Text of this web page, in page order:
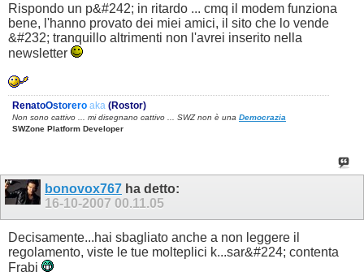
Rispondo un p&#242; in ritardo ... cmq il modem funziona
bene, l'hanno provato dei miei amici, il sito che lo vende
&#232; tranquillo altrimenti non l'avrei inserito nella
newsletter
RenatoOstorero aka (Rostor)
Non sono cattivo ... mi disegnano cattivo ... SWZ non è una Democrazia
SWZone Platform Developer
bonovox767 ha detto:
16-10-2007 00.11.05
Decisamente...hai sbagliato anche a non leggere il
regolamento, viste le tue molteplici k...sar&#224; contenta
Frabi